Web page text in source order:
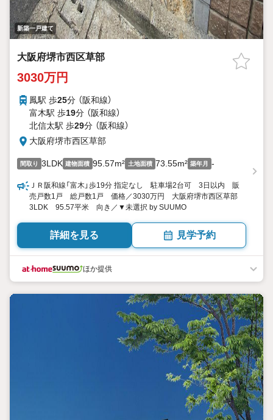
新築一戸建て
大阪府堺市西区草部
3030万円
鳳駅 歩25分 （阪和線）
富木駅 歩19分 （阪和線）
北信太駅 歩29分 （阪和線）
大阪府堺市西区草部
間取り 3LDK 建物面積 95.57m² 土地面積 73.55m² 築年月 -
ＪＲ阪和線「富木」歩19分 指定なし 駐車場2台可 3日以内 販
売戸数1戸 総戸数1戸 価格／3030万円 大阪府堺市西区草部
3LDK 95.57平米 向き／▼未選択 by SUUMO
詳細を見る 見学予約
ほか提供